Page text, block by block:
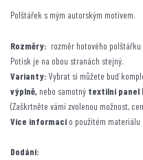
Polštářek s mým autorským motivem.
Rozměry: rozměr hotového
Potisk je na obou stranách stejný.
Varianty: Vybrat si můžete buď
výplně, nebo samotný textilní panel
(Zaškrtněte vámi zvolenou možnost,
Více informacío použitém materiálu
Dodání: